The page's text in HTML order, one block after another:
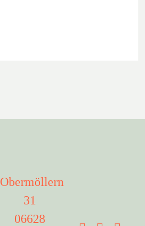
Obermöllern
31
06628